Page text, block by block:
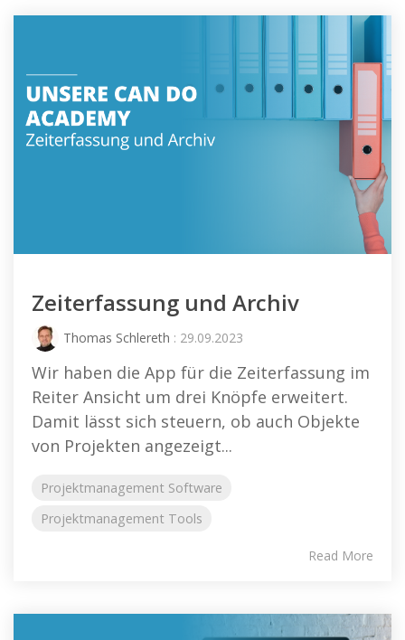
Zeiterfassung und Archiv
Thomas Schlereth : 29.09.2023
Wir haben die App für die Zeiterfassung im
Reiter Ansicht um drei Knöpfe erweitert.
Damit lässt sich steuern, ob auch Objekte
von Projekten angezeigt...
Projektmanagement Software
Projektmanagement Tools
Read More